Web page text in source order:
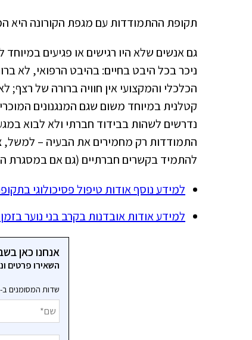
תקופת ההתמודדות עם מגפת הקורונה
גם אנשים שלא היו רגישים או פגיעים
ניכר בכל היבט בחיים: בהיבט הרפואי, לא
הכלכלי והמקצועי אין חוויה ברורה של רצף;
קטלנית במיוחד משום שגם המנגנונים
נדרשים לשהות בבידוד חברתי ולא לבוא
התמודדות רק מחמירים את הבעיה – למשל,
להתמיד בקשרים חברתיים (גם אם במסגרת
למידע נוסף אודות טיפול פסיכולוגי
למידע אודות אובדנות בקרב בני נוער
אנחנו כאן
השאירו פרטים
שדות המסומנים